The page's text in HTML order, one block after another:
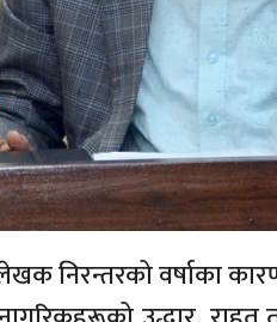
निरन्तरकोवर्षाका